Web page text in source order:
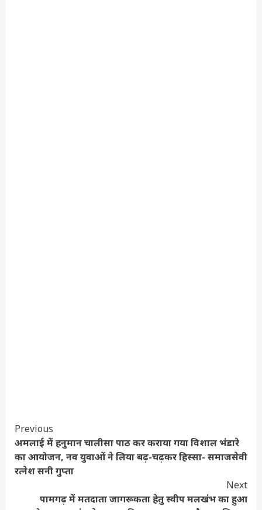
Continue
Reading
Previous
अमलाई में हनुमान चालीसा पाठ कर कराया गया विशाल भंडारे
का आयोजन, नव युवाओं ने लिया बढ़-चढ़कर हिस्सा- समाजसेवी
रत्नेश सनी गुप्ता
Next
पामगढ़ में मतदाता जागरूकता हेतु स्वीप मलखंभ का हुआ